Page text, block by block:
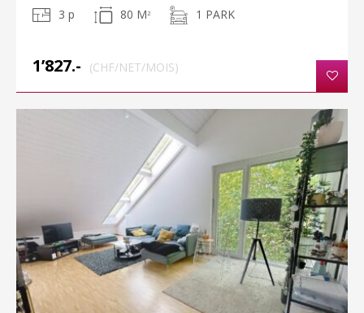
3 p 80 M 2 1 PARK
1’827.- (CHF/NET/MOIS)